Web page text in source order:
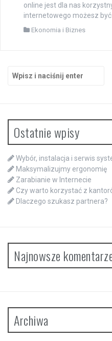
online jest dla nas
internetowego możesz być
Ekonomia i Biznes
Ostatnie wpisy
Wybór, instalacja i serwis
Maksymalizujmy ergonomię
Zarabianie w Internecie
Czy warto korzystać z
Dlaczego szukasz partnera?
Najnowsze
Archiwa